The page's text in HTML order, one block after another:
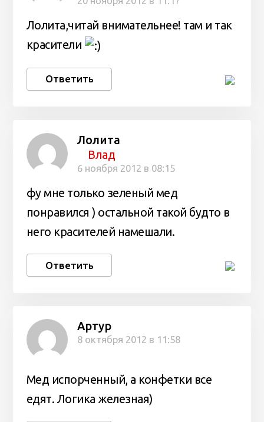
Лолита,читай внимательнее! там и так
красители
Ответить
Лолита
Влад
6 ноября 2012 в 08:15
фу мне только зеленый мед
понравился ) остальной такой будто в
него красителей намешали.
Ответить
Артур
8 октября 2012 в 11:58
Мед испорченный, а конфетки все
едят. Логика железная)